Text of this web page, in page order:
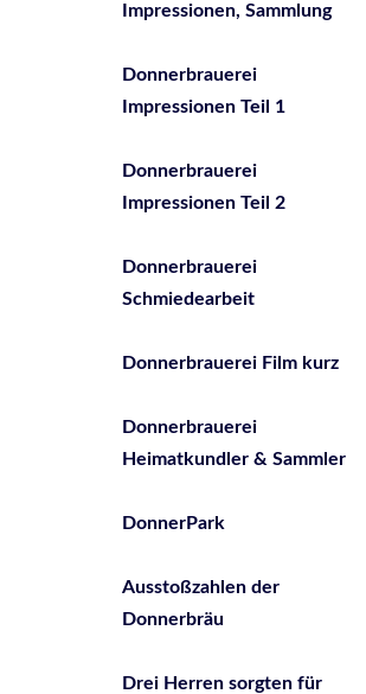
Impressionen, Sammlung
Donnerbrauerei
Impressionen Teil 1
Donnerbrauerei
Impressionen Teil 2
Donnerbrauerei
Schmiedearbeit
Donnerbrauerei Film kurz
Donnerbrauerei
Heimatkundler & Sammler
DonnerPark
Ausstoßzahlen der
Donnerbräu
Drei Herren sorgten für